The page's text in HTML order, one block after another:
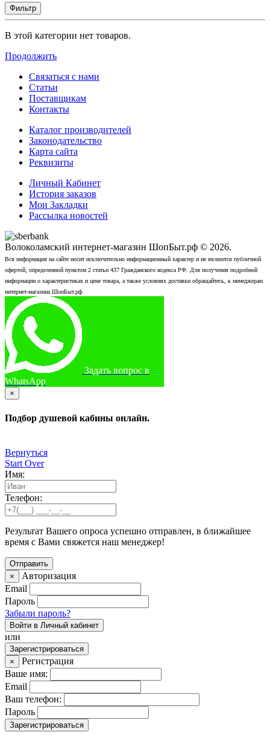
Фильтр
В этой категории нет товаров.
Продолжить
Связаться с нами
Статьи
Поставщикам
Контакты
Каталог производителей
Законодательство
Карта сайта
Реквизиты
Личный Кабинет
История заказов
Мои Закладки
Рассылка новостей
Волоколамский интернет-магазин ШопБыт.рф © 2026.
Вся информация на сайте носит исключительно информационный характер и не являются публичной
офертой, определенной пунктом 2 статьи 437 Гражданского кодекса РФ. Для получения подробной
информации о характеристиках и цене товара, а также условиях доставки обращайтесь, к менеджерам
интернет-магазина ШопБыт.рф.
Задать вопрос в
WhatsApp
×
Подбор душевой кабины онлайн.
Вернуться
Start Over
Имя:
Телефон:
Результат Вашего опроса успешно отправлен, в ближайшее
время с Вами свяжется наш менеджер!
×
Авторизация
Email
Пароль
Забыли пароль?
Войти в Личный кабинет
или
Зарегистрироваться
×
Регистрация
Ваше имя:
Email
Ваш телефон:
Пароль
Зарегистрироваться